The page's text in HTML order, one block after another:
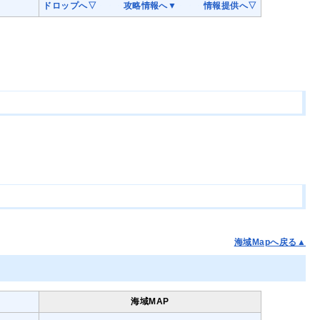
ドロップへ▽ 攻略情報へ▼ ・・・情報提供へ▽
海域Mapへ戻る▲
海域MAP